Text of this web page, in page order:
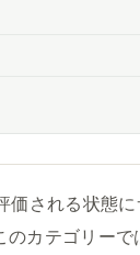
される状態に
のカテゴリー